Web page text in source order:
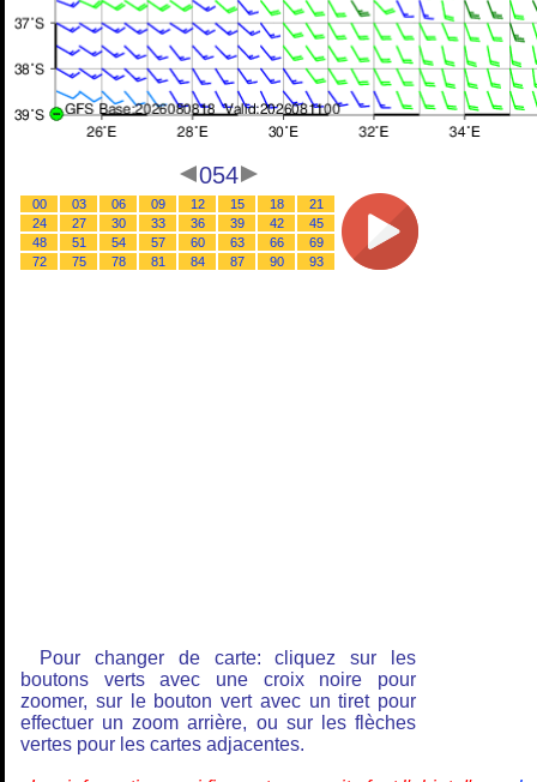
054
00 03 06 09 12 15 18
21
24
27 30 33 36 39 42
45
48
51 54 57 60 63 66
69
72
75 78 81 84 87 90 93
Pour changer de carte: cliquez sur les
boutons verts avec une croix noire pour
zoomer, sur le bouton vert avec un tiret pour
effectuer un zoom arrière, ou sur les flèches
vertes pour les cartes adjacentes.